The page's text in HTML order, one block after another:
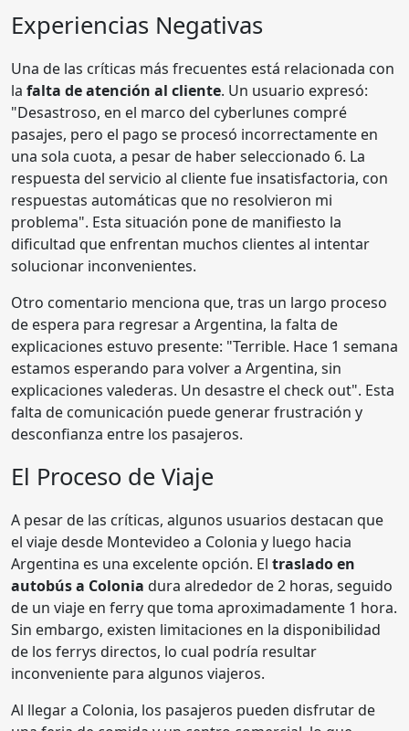
Experiencias Negativas
Una de las críticas más frecuentes está relacionada con
la falta de atención al cliente. Un usuario expresó:
"Desastroso, en el marco del cyberlunes compré
pasajes, pero el pago se procesó incorrectamente en
una sola cuota, a pesar de haber seleccionado 6. La
respuesta del servicio al cliente fue insatisfactoria, con
respuestas automáticas que no resolvieron mi
problema". Esta situación pone de manifiesto la
dificultad que enfrentan muchos clientes al intentar
solucionar inconvenientes.
Otro comentario menciona que, tras un largo proceso
de espera para regresar a Argentina, la falta de
explicaciones estuvo presente: "Terrible. Hace 1 semana
estamos esperando para volver a Argentina, sin
explicaciones valederas. Un desastre el check out". Esta
falta de comunicación puede generar frustración y
desconfianza entre los pasajeros.
El Proceso de Viaje
A pesar de las críticas, algunos usuarios destacan que
el viaje desde Montevideo a Colonia y luego hacia
Argentina es una excelente opción. El traslado en
autobús a Colonia dura alrededor de 2 horas, seguido
de un viaje en ferry que toma aproximadamente 1 hora.
Sin embargo, existen limitaciones en la disponibilidad
de los ferrys directos, lo cual podría resultar
inconveniente para algunos viajeros.
Al llegar a Colonia, los pasajeros pueden disfrutar de